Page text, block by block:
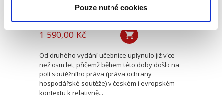
Pouze nutné cookies
1 590,00 Kč
Od druhého vydání učebnice uplynulo již více
než osm let, přičemž během této doby došlo na
poli soutěžního práva (práva ochrany
hospodářské soutěže) v českém i evropském
kontextu k relativně...